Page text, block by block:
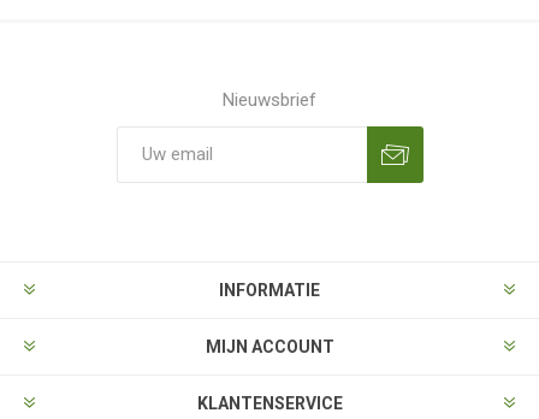
Nieuwsbrief
INFORMATIE
MIJN ACCOUNT
KLANTENSERVICE